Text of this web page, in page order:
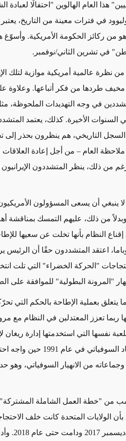
هذا العام الهالوين "احتفالًا
في فترات معينة من التاريخ،
هو من ركائز الحكومة الأمريكية.
في تشرين الثاني/نوفمبر.
نظرة عالمية أمريكية موازية لتلك
طردها من فكر أتباعها. وعلاوة
في وجه التهديدات الملحوظة،
السنوات الأخيرة. كذلك، يعتمد
التاريخي، هم ينظرون بحذر إلى
عام 1979 – وتجدر ملاحظة العام – من أجل إعادة
من ذلك، ينظر المتشددون الإيرانيون
ينبغي أن يسعى المسؤولون الأمريكيون
من ذلك، عليهم التمسك بمناقشة
إقناع النظام بأنها تخلت عن سعيها
اعتقد المتشددون حقًا أن الرئيس
"المرونة البطولية" للموافقة على
يتعلق بعملية الإطاحة بالحكم التي
ربما تعزز المعتدلين في النظام مع
نفسها التي استخدمتها إدارة ريغان
غورباتشوف من أجل حل الاتحاد
من الانهيار السوفياتي،
بأن الولايات المتحدة كانت خلف
مستوى